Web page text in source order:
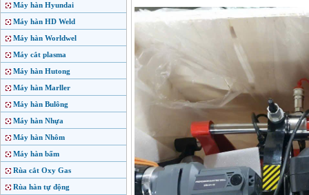
Máy hàn Hyundai
Máy hàn HD Weld
Máy hàn Worldwel
Máy cắt plasma
Máy hàn Hutong
Máy hàn Marller
Máy hàn Bulông
Máy hàn Nhựa
Máy hàn Nhôm
Máy hàn bấm
Rùa cắt Oxy Gas
Rùa hàn tự động